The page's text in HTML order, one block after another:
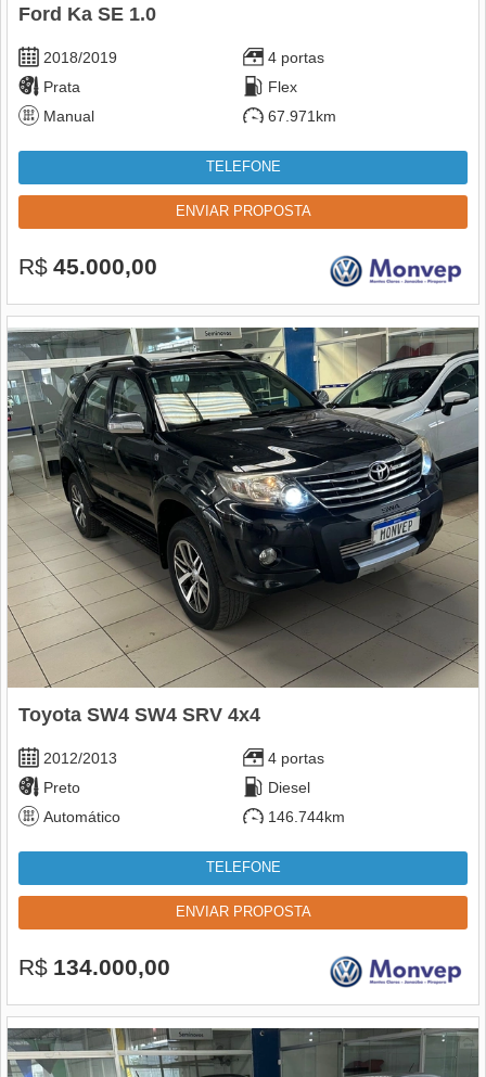
Ford Ka SE 1.0
2018/2019
4 portas
Prata
Flex
Manual
67.971km
TELEFONE
ENVIAR PROPOSTA
R$ 45.000,00
Toyota SW4 SW4 SRV 4x4
2012/2013
4 portas
Preto
Diesel
Automático
146.744km
TELEFONE
ENVIAR PROPOSTA
R$ 134.000,00